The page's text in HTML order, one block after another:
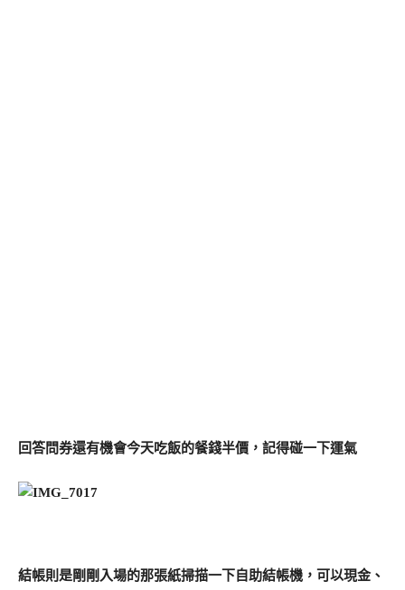
回答問券還有機會今天吃飯的餐錢半價，記得碰一下運氣
結帳則是剛剛入場的那張紙掃描一下自助結帳機，可以現金、